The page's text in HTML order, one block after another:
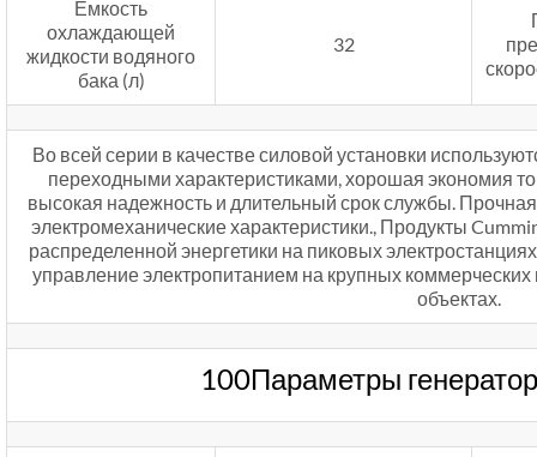
Емкость
охлаждающей
жидкости водяного
бака (л)
32
Во всей серии в качестве силовой установки
переходными характеристиками, хорошая экономия
высокая надежность и длительный срок службы.
электромеханические характеристики., Продукты
распределенной энергетики на пиковых
управление электропитанием на крупных
объектах.
100Параметры